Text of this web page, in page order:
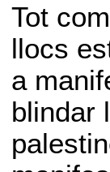
Tot
llocs
a
blindar